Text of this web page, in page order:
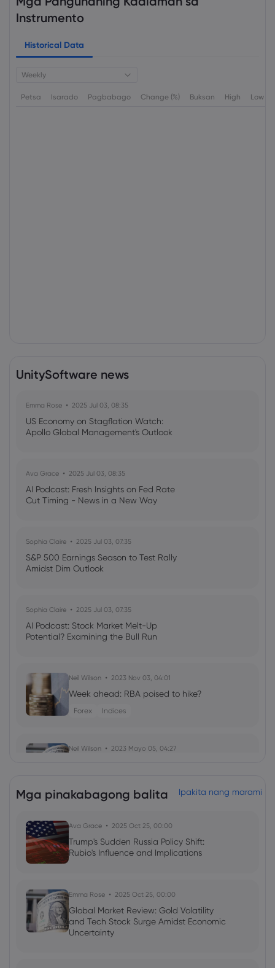
Instrumento
Historical Data
Weekly
Petsa Isarado Pagbabago Change (%) Buksan High Low
UnitySoftware news
Emma Rose 2025 Jul 03, 08:35
US Economy on Stagflation Watch:
Apollo Global Management's Outlook
Ava Grace 2025 Jul 03, 08:35
AI Podcast: Fresh Insights on Fed Rate
Cut Timing - News in a New Way
Sophia Claire 2025 Jul 03, 07:35
S&P 500 Earnings Season to Test Rally
Amidst Dim Outlook
Sophia Claire 2025 Jul 03, 07:35
AI Podcast: Stock Market Melt-Up
Potential? Examining the Bull Run
Neil Wilson 2023 Nov 03, 04:01
Week ahead: RBA poised to hike?
Forex Indices
Neil Wilson 2023 Mayo 05, 04:27
Mga pinakabagong balita Ipakita nang marami
Ava Grace 2025 Oct 25, 00:00
Trump's Sudden Russia Policy Shift:
Rubio's Influence and Implications
Emma Rose 2025 Oct 25, 00:00
Global Market Review: Gold Volatility
and Tech Stock Surge Amidst Economic
Uncertainty